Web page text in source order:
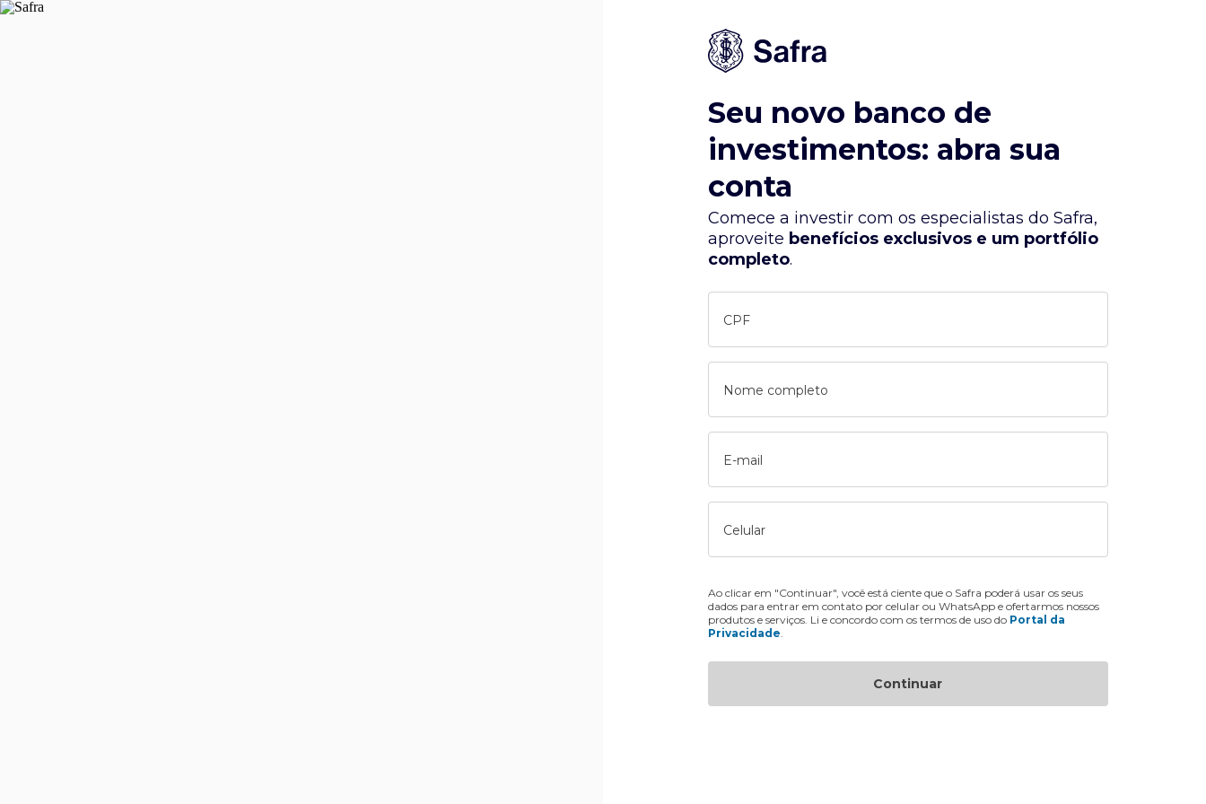
Seu novo banco de
investimentos: abra sua
conta
Comece a investir com os especialistas do Safra,
aproveite benefícios exclusivos e um portfólio
completo.
CPF
Nome completo
E-mail
Celular
Ao clicar em "Continuar", você está ciente que o Safra poderá usar os seus
dados para entrar em contato por celular ou WhatsApp e ofertarmos nossos
produtos e serviços. Li e concordo com os termos de uso do Portal da
Privacidade
Continuar